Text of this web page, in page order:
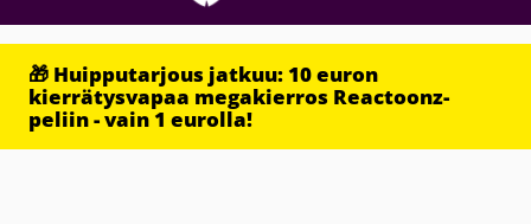
🎁 Huipputarjous jatkuu: 10 euron
kierrätysvapaa megakierros Reactoonz-
peliin - vain 1 eurolla!